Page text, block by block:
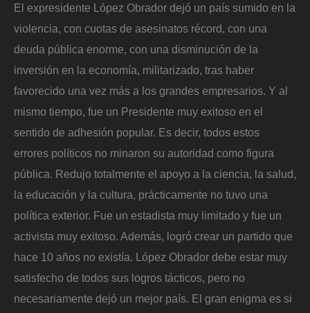
El expresidente López Obrador dejó un país sumido en la
violencia, con cuotas de asesinatos récord, con una
deuda pública enorme, con una disminución de la
inversión en la economía, militarizado, tras haber
favorecido una vez más a los grandes empresarios. Y al
mismo tiempo, fue un Presidente muy exitoso en el
sentido de adhesión popular. Es decir, todos estos
errores políticos no minaron su autoridad como figura
pública. Redujo totalmente el apoyo a la ciencia, la salud,
la educación y la cultura, prácticamente no tuvo una
política exterior. Fue un estadista muy limitado y fue un
activista muy exitoso. Además, logró crear un partido que
hace 10 años no existía. López Obrador debe estar muy
satisfecho de todos sus logros tácticos, pero no
necesariamente dejó un mejor país. El gran enigma es si